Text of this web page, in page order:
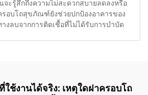
จะรู้สึกถึงความไม่สะดวกสบายลดลงหรือ
รอบโถสุขภัณฑ์ยังช่วยปกป้องอาคารของ
งลบจากการติดเชื้อที่ไม่ได้รับการบำบัด
ช้งานได้จริง: เหตุใดฝาครอบโถ